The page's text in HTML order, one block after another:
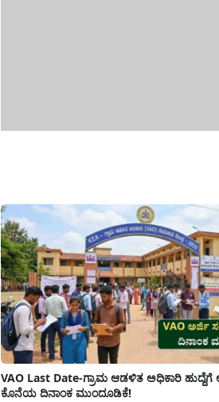
VAO Last Date-ಗ್ರಾಮ ಆಡಳಿತ ಅಧಿಕಾರಿ ಹುದ್ದೆಗೆ
ಕೊನೆಯ ದಿನಾಂಕ ಮುಂದೂಡಿಕೆ!